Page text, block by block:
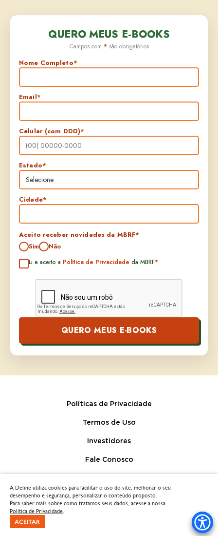
COMPARTILHE ESSA RECEITA
QUERO MEUS E-BOOKS
Campos com *são obrigatórios
Nome Completo*
Email*
Celular (com DDD)*
Estado*
Cidade*
Aceito receber novidades da MBRF*
Sim
Não
Li e aceito a Política de Privacidade da MBRF*
QUERO MEUS E-BOOKS
Políticas de Privacidade
Termos de Uso
Investidores
Fale Conosco
Copyright® Sadia
A Deline utiliza cookies para facilitar o uso do site, melhorar o seu
desempenho e segurança, personalizar o conteúdo proposto.
Para saber mais sobre como tratamos seus dados, acesse a nossa
Política de Privacidade.
ACEITAR